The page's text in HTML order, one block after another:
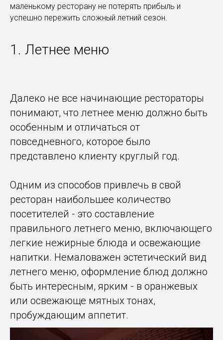
маленькому ресторану не потерять прибыль и
успешно пережить сложный летний сезон.
1. Летнее меню
Далеко не все начинающие рестораторы
понимают, что летнее меню должно быть
особенным и отличаться от
повседневного, которое было
представлено клиенту круглый год.
Одним из способов привлечь в свой
ресторан наибольшее количество
посетителей - это составление
правильного летнего меню, включающего
легкие нежирные блюда и освежающие
напитки. Немаловажен эстетический вид
летнего меню, оформление блюд должно
быть интересным, ярким - в оранжевых
или освежающе мятных тонах,
пробуждающим аппетит.